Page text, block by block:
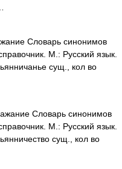
Словарь синонимов
М.: Русский язык.
сущ., кол во
Словарь синонимов
М.: Русский язык.
сущ., кол во